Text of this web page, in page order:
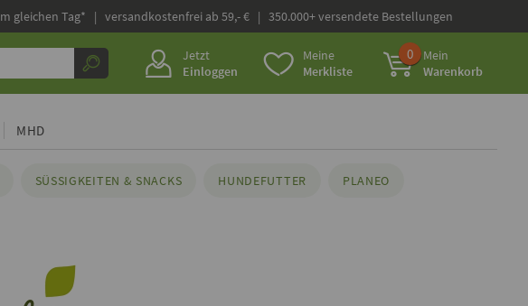
gleichen Tag* | versandkostenfrei ab 59,- € | 350.000+ versendete Bestellungen
Jetzt
Einloggen
Meine
Merkliste
0
Mein
Warenkorb
MHD
SÜSSIGKEITEN & SNACKS HUNDEFUTTER PLANEO